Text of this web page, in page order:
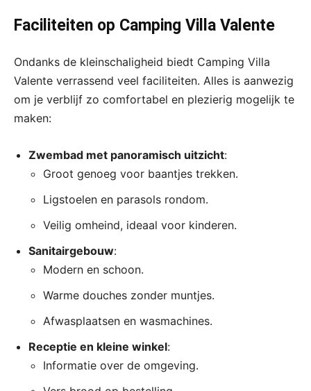
Faciliteiten op Camping Villa Valente
Ondanks de kleinschaligheid biedt Camping Villa
Valente verrassend veel faciliteiten. Alles is aanwezig
om je verblijf zo comfortabel en plezierig mogelijk te
maken:
Zwembad met panoramisch uitzicht:
Groot genoeg voor baantjes trekken.
Ligstoelen en parasols rondom.
Veilig omheind, ideaal voor kinderen.
Sanitairgebouw:
Modern en schoon.
Warme douches zonder muntjes.
Afwasplaatsen en wasmachines.
Receptie en kleine winkel:
Informatie over de omgeving.